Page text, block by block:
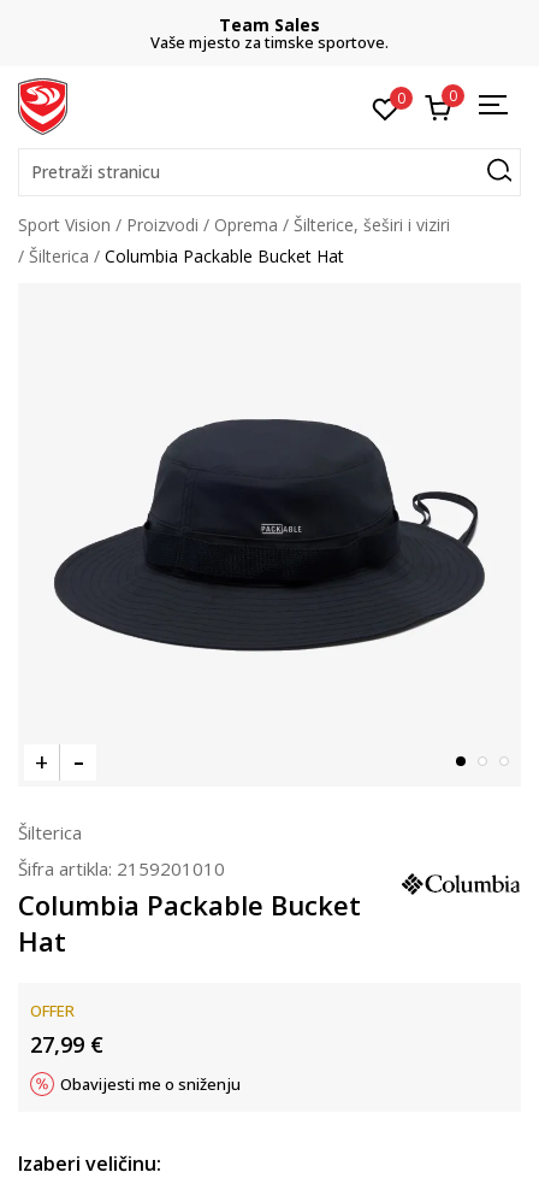
Team Sales
Vaše mjesto za timske sportove.
0 0
Pretraži stranicu
Sport Vision Proizvodi Oprema
Šilterice, šeširi i viziri
Šilterica
Columbia Packable Bucket Hat
Šilterica
Šifra artikla: 2159201010
Columbia Packable Bucket
Hat
OFFER
27,99 €
Obavijesti me o sniženju
Izaberi veličinu: